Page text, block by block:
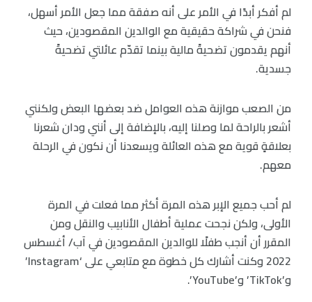
لم أفكر أبدًا في الأمر على أنه صفقة مما جعل الأمر أسهل،
فنحن في شراكة حقيقية مع الوالدين المقصودين، حيث
أنهم يقدمون تضحيةً مالية بينما تقدّم عائلتي تضحيةً
جسدية.
من الصعب موازنة هذه العوامل ضد بعضها البعض ولكنني
أشعر بالراحة لما وصلنا إليه، بالإضافة إلى أنني ودان شعرنا
بعلاقةٍ قوية مع هذه العائلة ويسعدنا أن نكون في الرحلة
معهم.
لم أحب جميع الإبر هذه المرة أكثر مما فعلت في المرة
الأولى، ولكن نجحت عملية أطفال الأنابيب والنقل ومن
المقرر أن أنجب طفلًا للوالدين المقصودين في آب/ أغسطس
2022 وكنت أشارك كل خطوة مع متابعي على ‘Instagram’
و’TikTok’ و’YouTube’.